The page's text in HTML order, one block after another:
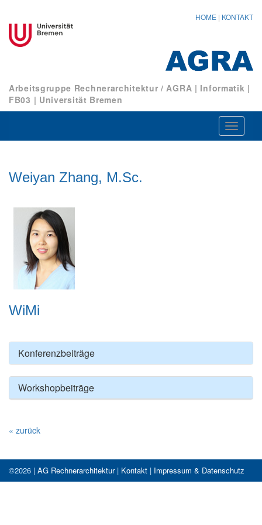
HOME | KONTAKT
Arbeitsgruppe Rechnerarchitektur / AGRA | Informatik |
FB03 | Universität Bremen
ein-/
Weiyan Zhang, M.Sc.
WiMi
Konferenzbeiträge
Workshopbeiträge
« zurück
©2026 | AG Rechnerarchitektur| Kontakt | Impressum & Datenschutz